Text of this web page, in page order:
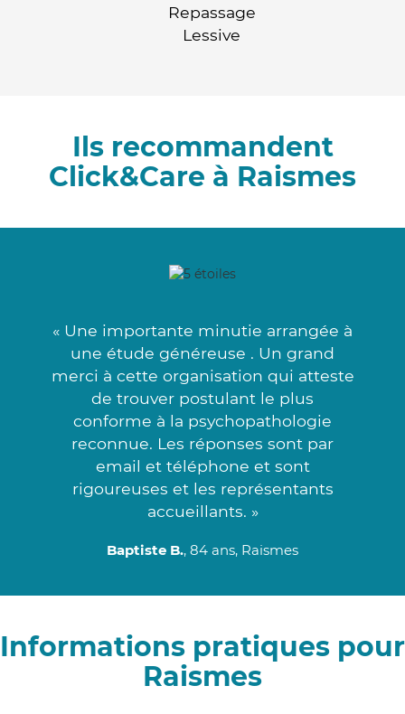
Repassage
Lessive
Ils recommandent
Click&Care à Raismes
« Une importante minutie arrangée à
une étude généreuse . Un grand
merci à cette organisation qui atteste
de trouver postulant le plus
conforme à la psychopathologie
reconnue. Les réponses sont par
email et téléphone et sont
rigoureuses et les représentants
accueillants. »
Baptiste B., 84 ans, Raismes
Informations pratiques pour
Raismes